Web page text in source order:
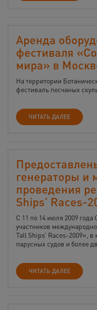
Аренда
фестиваля
мира» в
На территории
фестиваль песчаных
ЧИТАТЬ ДАЛЕЕ
генераторы и
проведения
Ships’ Races-
С 11 по 14 июля 2009
участников
Tall Ships’ Races-2009», в
парусных судов и более
ЧИТАТЬ ДАЛЕЕ